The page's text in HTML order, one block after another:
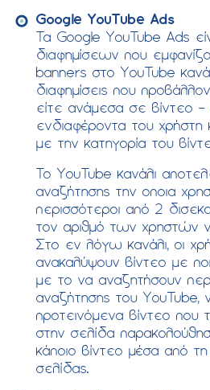
Google YouTube Ads
Τα Google YouTube Ads
διαφημίσεων που
banners στο YouTube
διαφημίσεις που
είτε ανάμεσα σε βίντεο
ενδιαφέροντα του χρήστη
με την κατηγορία του
Το YouTube κανάλι
αναζήτησης την οποια
περισσότεροι από 2
τον αριθμό των χρηστών
Στο εν λόγω κανάλι, οι
ανακαλύψουν βίντεο με
με το να αναζητήσουν
αναζήτησης του YouTube,
προτεινόμενα βίντεο που
στην σελίδα
κάποιο βίντεο μέσα από
σελίδας.